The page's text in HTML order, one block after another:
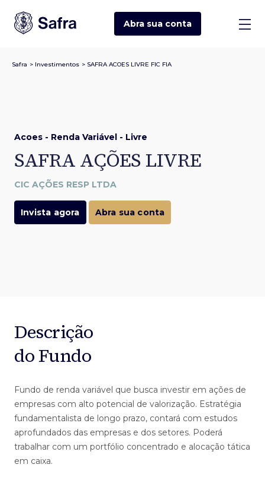
Abra sua conta
Safra > Investimentos > SAFRA ACOES LIVRE FIC FIA
Acoes - Renda Variável - Livre
SAFRA AÇÕES LIVRE
CIC AÇÕES RESP LTDA
Invista agora Abra sua conta
Descrição
do Fundo
Fundo de renda variável que busca investir em ações de
empresas com alto potencial de valorização. Estratégia
fundamentalista de longo prazo, contará com estudos
aprofundados das empresas e dos setores. Poderá
trabalhar com um portfólio concentrado e alocação tática
em caixa.